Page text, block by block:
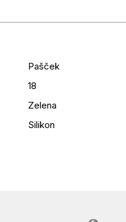
Pašček
18
Zelena
Silikon